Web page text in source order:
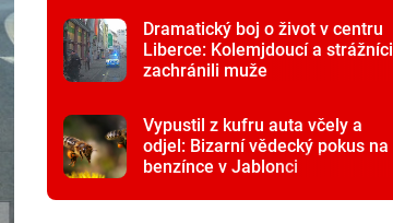
Dramatický boj o život v centru
Liberce: Kolemjdoucí a strážníci
zachránili muže
Vypustil z kufru auta včely a
odjel: Bizarní vědecký pokus na
benzínce v Jablonci